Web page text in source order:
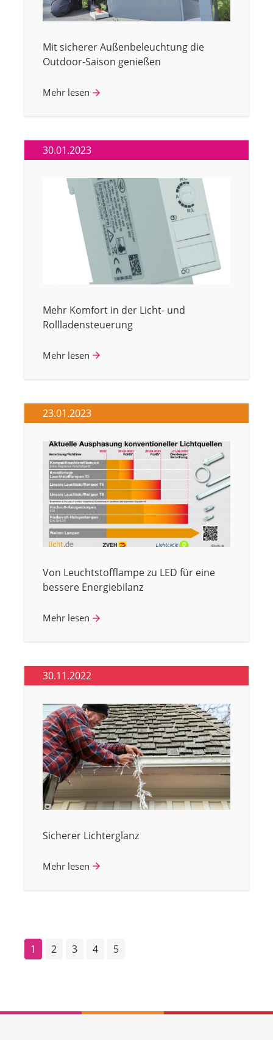
Mit sicherer Außenbeleuchtung die
Outdoor-Saison genießen
Mehr lesen
30.01.2023
Mehr Komfort in der Licht- und
Rollladensteuerung
Mehr lesen
23.01.2023
Von Leuchtstofflampe zu LED für eine
bessere Energiebilanz
Mehr lesen
30.11.2022
Sicherer Lichterglanz
Mehr lesen
1 2 3 4 5